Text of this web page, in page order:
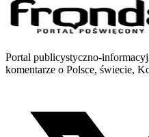
Portal publicystyczno-
komentarze o Polsce, świecie,